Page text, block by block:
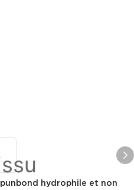
hydrophile et non